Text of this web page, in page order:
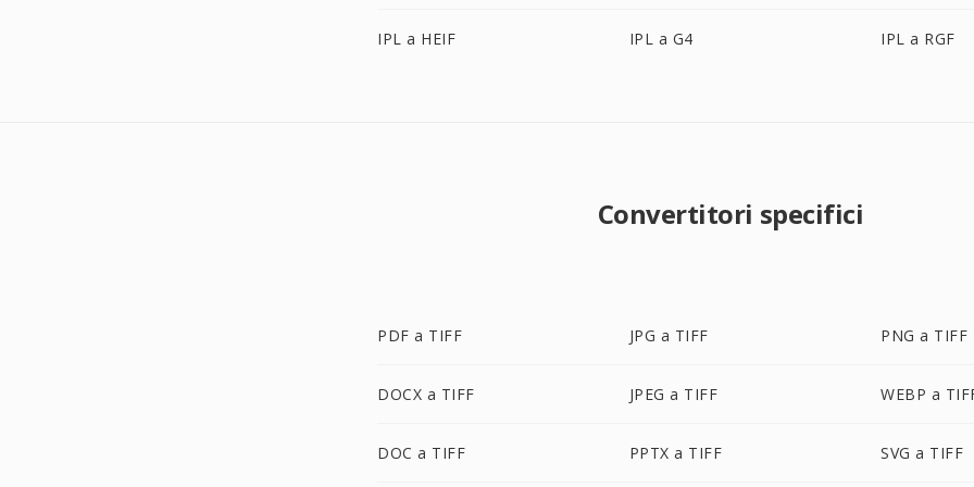
IPL a HEIF IPL a G4 IPL a RGF
Convertitori specifici
PDF a TIFF JPG a TIFF PNG a TIFF
DOCX a TIFF JPEG a TIFF WEBP a
DOC a TIFF PPTX a TIFF SVG a TIFF